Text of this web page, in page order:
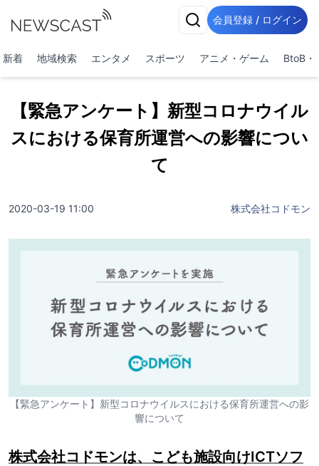
会員登録 / ログイン
新着 地域検索 エンタメ スポーツ アニメ・ゲーム BtoB・
【緊急アンケート】新型コロナウイル
スにおける保育所運営への影響につい
て
2020-03-19 11:00 株式会社コドモン
【緊急アンケート】新型コロナウイルスにおける保育所運営への影
響について
株式会社コドモンは、こども施設向けICTソフ